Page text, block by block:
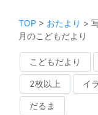
TOP > おたより >
月のこどもだより
こどもだより
2枚以上 イ
だるま